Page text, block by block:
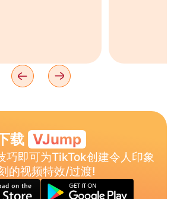
载 VJump
巧即可为TikTok创建令人印象
的视频特效/过渡!